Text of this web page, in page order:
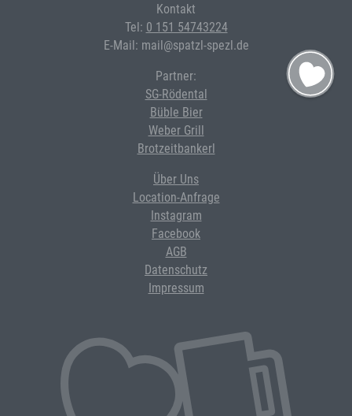
Kontakt
Tel: 0 151 54743224
E-Mail: mail@spatzl-spezl.de
Partner:
SG-Rödental
Büble Bier
Weber Grill
Brotzeitbankerl
Über Uns
Location-Anfrage
Instagram
Facebook
AGB
Datenschutz
Impressum